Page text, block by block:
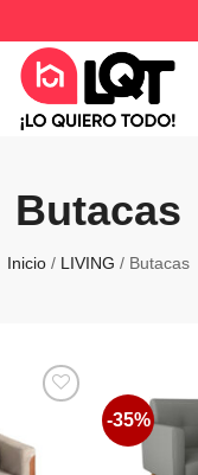
Butacas
Inicio / LIVING / Butacas
-35%